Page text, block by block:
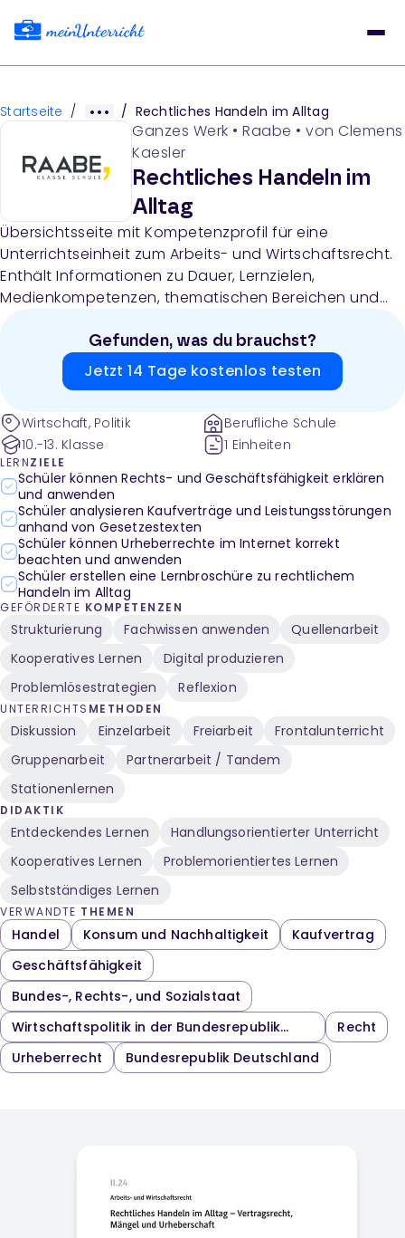
Startseite / / Rechtliches Handeln im Alltag
Ganzes Werk • Raabe • von Clemens
Kaesler
Rechtliches Handeln im
Alltag
Übersichtsseite mit Kompetenzprofil für eine
Unterrichtseinheit zum Arbeits- und Wirtschaftsrecht.
Enthält Informationen zu Dauer, Lernzielen,
Medienkompetenzen, thematischen Bereichen und
Handeln im Alltag".Gefunden, was du brauchst?
Jetzt 14 Tage kostenlos testen
Wirtschaft, Politik
10.-13. Klasse
Berufliche Schule
1 Einheiten
LERNZIELE
Schüler können Rechts- und Geschäftsfähigkeit erklären
und anwenden
Schüler analysieren Kaufverträge und Leistungsstörungen
anhand von Gesetzestexten
Schüler können Urheberrechte im Internet korrekt
beachten und anwenden
Schüler erstellen eine Lernbroschüre zu rechtlichem
Handeln im Alltag
GEFÖRDERTE KOMPETENZEN
Strukturierung Fachwissen anwenden
Quellenarbeit
Kooperatives Lernen
Digital produzieren
Problemlösestrategien
Reflexion
UNTERRICHTS METHODEN
Diskussion Einzelarbeit Freiarbeit
Frontalunterricht
Gruppenarbeit
Partnerarbeit / Tandem
Stationenlernen
DIDAKTIK
Entdeckendes Lernen
Handlungsorientierter Unterricht
Kooperatives Lernen
Problemorientiertes Lernen
Selbstständiges Lernen
VERWANDTE THEMEN
Handel Konsum und Nachhaltigkeit
Kaufvertrag
Geschäftsfähigkeit
Bundes-, Rechts-, und Sozialstaat
Wirtschaftspolitik in der Bundesrepublik
Deutschland
Recht
Urheberrecht
Bundesrepublik Deutschland